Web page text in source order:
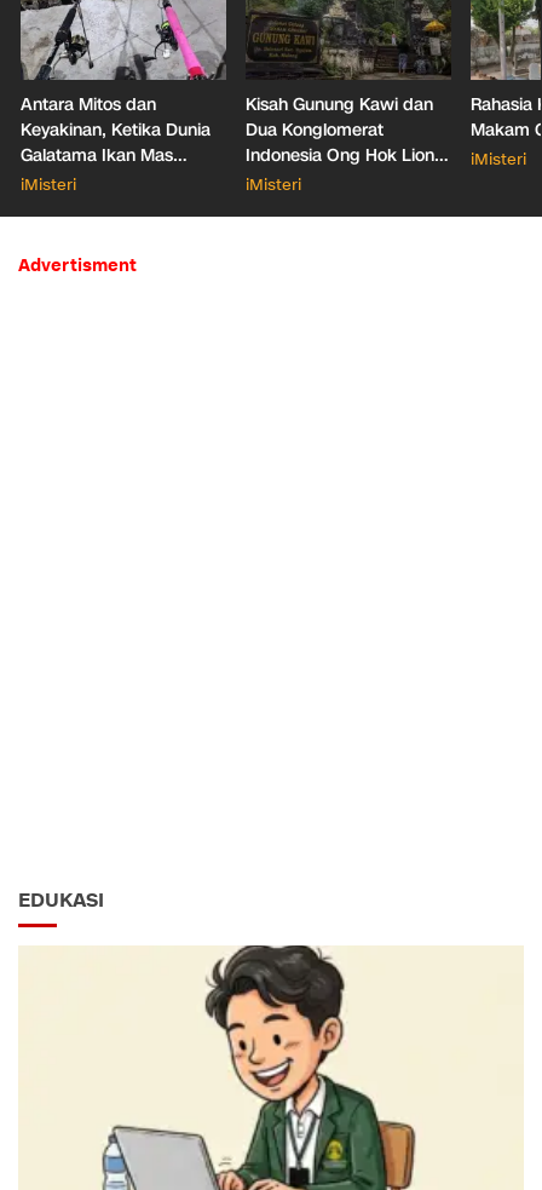
Antara Mitos dan
Keyakinan, Ketika Dunia
Galatama Ikan Mas
Bersentuhan dengan Hal
iMisteri
Kisah Gunung Kawi dan
Dua Konglomerat
Indonesia Ong Hok Liong
hingga Liem Sioe Liong
iMisteri
Rahasia
Makam
iMisteri
Advertisment
EDUKASI